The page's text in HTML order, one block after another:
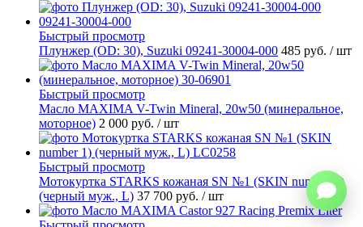
Быстрый просмотр
Плунжер (OD: 30), Suzuki 09241-30004-000 485 руб. / шт
Быстрый просмотр
Масло MAXIMA V-Twin Mineral, 20w50 (минеральное,
моторное) 2 000 руб. / шт
Быстрый просмотр
Мотокуртка STARKS кожаная SN №1 (SKIN number 1)
(черный муж., L) 37 700 руб. / шт